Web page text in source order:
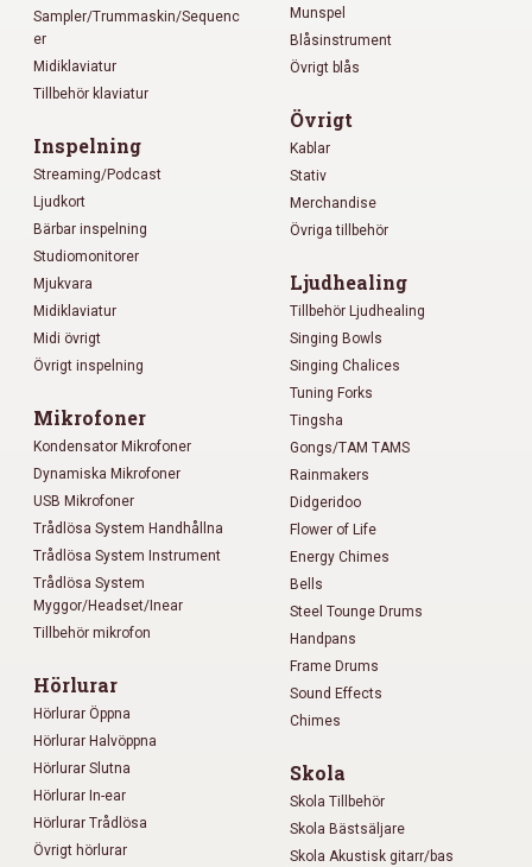
Sampler/Trummaskin/Sequenc
er
Midiklaviatur
Tillbehör klaviatur
Inspelning
Streaming/Podcast
Ljudkort
Bärbar inspelning
Studiomonitorer
Mjukvara
Midiklaviatur
Midi övrigt
Övrigt inspelning
Mikrofoner
Kondensator Mikrofoner
Dynamiska Mikrofoner
USB Mikrofoner
Trådlösa System Handhållna
Trådlösa System Instrument
Trådlösa System
Myggor/Headset/Inear
Tillbehör mikrofon
Hörlurar
Hörlurar Öppna
Hörlurar Halvöppna
Hörlurar Slutna
Hörlurar In-ear
Hörlurar Trådlösa
Övrigt hörlurar
Munspel
Blåsinstrument
Övrigt blås
Övrigt
Kablar
Stativ
Merchandise
Övriga tillbehör
Ljudhealing
Tillbehör Ljudhealing
Singing Bowls
Singing Chalices
Tuning Forks
Tingsha
Gongs/TAM TAMS
Rainmakers
Didgeridoo
Flower of Life
Energy Chimes
Bells
Steel Tounge Drums
Handpans
Frame Drums
Sound Effects
Chimes
Skola
Skola Tillbehör
Skola Bästsäljare
Skola Akustisk gitarr/bas